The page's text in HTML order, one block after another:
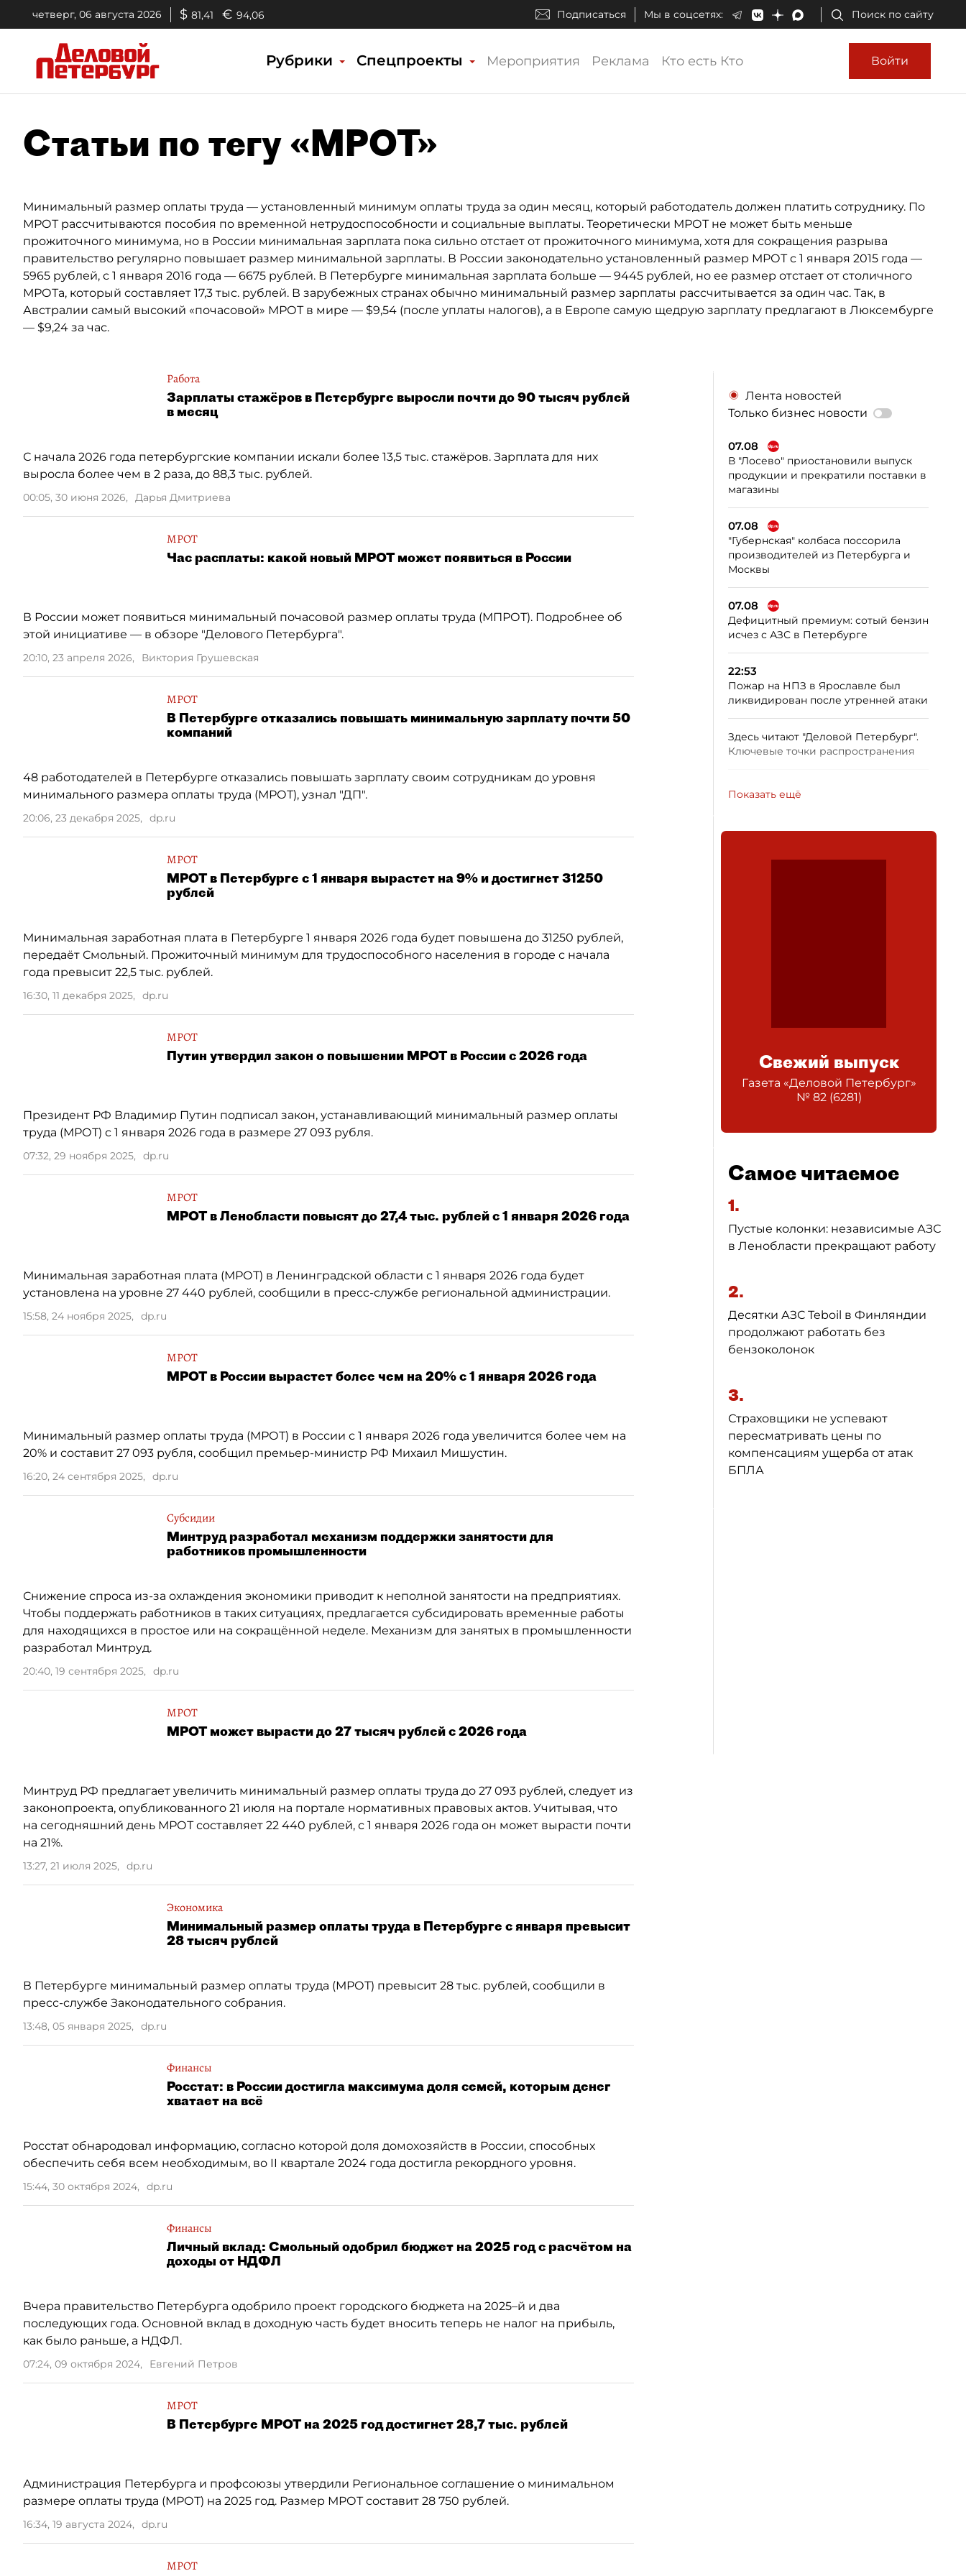
четверг, 06 августа 2026 $ 81,41 € 94,06 Подписаться Мы в соцсетях: Поиск по сайту
Рубрики Спецпроекты Мероприятия Реклама Кто есть Кто Войти
Статьи по тегу «МРОТ»
Минимальный размер оплаты труда — установленный минимум оплаты труда за один месяц, который работодатель должен платить сотруднику. По
МРОТ рассчитываются пособия по временной нетрудоспособности и социальные выплаты. Теоретически МРОТ не может быть меньше
прожиточного минимума, но в России минимальная зарплата пока сильно отстает от прожиточного минимума, хотя для сокращения разрыва
правительство регулярно повышает размер минимальной зарплаты. В России законодательно установленный размер МРОТ с 1 января 2015 года —
5965 рублей, с 1 января 2016 года — 6675 рублей. В Петербурге минимальная зарплата больше — 9445 рублей, но ее размер отстает от столичного
МРОТа, который составляет 17,3 тыс. рублей. В зарубежных странах обычно минимальный размер зарплаты рассчитывается за один час. Так, в
Австралии самый высокий «почасовой» МРОТ в мире — $9,54 (после уплаты налогов), а в Европе самую щедрую зарплату предлагают в Люксембурге
— $9,24 за час.
Работа
Зарплаты стажёров в Петербурге выросли почти до 90 тысяч рублей
в месяц
С начала 2026 года петербургские компании искали более 13,5 тыс. стажёров. Зарплата для них
выросла более чем в 2 раза, до 88,3 тыс. рублей.
00:05, 30 июня 2026, Дарья Дмитриева
МРОТ
Час расплаты: какой новый МРОТ может появиться в России
В России может появиться минимальный почасовой размер оплаты труда (МПРОТ). Подробнее об
этой инициативе — в обзоре "Делового Петербурга".
20:10, 23 апреля 2026, Виктория Грушевская
МРОТ
В Петербурге отказались повышать минимальную зарплату почти 50
компаний
48 работодателей в Петербурге отказались повышать зарплату своим сотрудникам до уровня
минимального размера оплаты труда (МРОТ), узнал "ДП".
20:06, 23 декабря 2025, dp.ru
МРОТ
МРОТ в Петербурге с 1 января вырастет на 9% и достигнет 31250
рублей
Минимальная заработная плата в Петербурге 1 января 2026 года будет повышена до 31250 рублей,
передаёт Смольный. Прожиточный минимум для трудоспособного населения в городе с начала
года превысит 22,5 тыс. рублей.
16:30, 11 декабря 2025, dp.ru
МРОТ
Путин утвердил закон о повышении МРОТ в России с 2026 года
Президент РФ Владимир Путин подписал закон, устанавливающий минимальный размер оплаты
труда (МРОТ) с 1 января 2026 года в размере 27 093 рубля.
07:32, 29 ноября 2025, dp.ru
МРОТ
МРОТ в Ленобласти повысят до 27,4 тыс. рублей с 1 января 2026 года
Минимальная заработная плата (МРОТ) в Ленинградской области с 1 января 2026 года будет
установлена на уровне 27 440 рублей, сообщили в пресс-службе региональной администрации.
15:58, 24 ноября 2025, dp.ru
МРОТ
МРОТ в России вырастет более чем на 20% с 1 января 2026 года
Минимальный размер оплаты труда (МРОТ) в России с 1 января 2026 года увеличится более чем на
20% и составит 27 093 рубля, сообщил премьер-министр РФ Михаил Мишустин.
16:20, 24 сентября 2025, dp.ru
Субсидии
Минтруд разработал механизм поддержки занятости для
работников промышленности
Снижение спроса из-за охлаждения экономики приводит к неполной занятости на предприятиях.
Чтобы поддержать работников в таких ситуациях, предлагается субсидировать временные работы
для находящихся в простое или на сокращённой неделе. Механизм для занятых в промышленности
разработал Минтруд.
20:40, 19 сентября 2025, dp.ru
МРОТ
МРОТ может вырасти до 27 тысяч рублей с 2026 года
Минтруд РФ предлагает увеличить минимальный размер оплаты труда до 27 093 рублей, следует из
законопроекта, опубликованного 21 июля на портале нормативных правовых актов. Учитывая, что
на сегодняшний день МРОТ составляет 22 440 рублей, с 1 января 2026 года он может вырасти почти
на 21%.
13:27, 21 июля 2025, dp.ru
Экономика
Минимальный размер оплаты труда в Петербурге с января превысит
28 тысяч рублей
В Петербурге минимальный размер оплаты труда (МРОТ) превысит 28 тыс. рублей, сообщили в
пресс-службе Законодательного собрания.
13:48, 05 января 2025, dp.ru
Финансы
Росстат: в России достигла максимума доля семей, которым денег
хватает на всё
Росстат обнародовал информацию, согласно которой доля домохозяйств в России, способных
обеспечить себя всем необходимым, во II квартале 2024 года достигла рекордного уровня.
15:44, 30 октября 2024, dp.ru
Финансы
Личный вклад: Смольный одобрил бюджет на 2025 год с расчётом на
доходы от НДФЛ
Вчера правительство Петербурга одобрило проект городского бюджета на 2025–й и два
последующих года. Основной вклад в доходную часть будет вносить теперь не налог на прибыль,
как было раньше, а НДФЛ.
07:24, 09 октября 2024, Евгений Петров
МРОТ
В Петербурге МРОТ на 2025 год достигнет 28,7 тыс. рублей
Администрация Петербурга и профсоюзы утвердили Региональное соглашение о минимальном
размере оплаты труда (МРОТ) на 2025 год. Размер МРОТ составит 28 750 рублей.
16:34, 19 августа 2024, dp.ru
МРОТ
Лента новостей
Только бизнес новости
07.08
В "Лосево" приостановили выпуск
продукции и прекратили поставки в
магазины
07.08
"Губернская" колбаса поссорила
производителей из Петербурга и
Москвы
07.08
Дефицитный премиум: сотый бензин
исчез с АЗС в Петербурге
22:53
Пожар на НПЗ в Ярославле был
ликвидирован после утренней атаки
Здесь читают "Деловой Петербург".
Ключевые точки распространения
Показать ещё
Свежий выпуск
Газета «Деловой Петербург»
№ 82(6281)
Самое читаемое
1.
Пустые колонки: независимые АЗС
в Ленобласти прекращают работу
2.
Десятки АЗС Teboil в Финляндии
продолжают работать без
бензоколонок
3.
Страховщики не успевают
пересматривать цены по
компенсациям ущерба от атак
БПЛА